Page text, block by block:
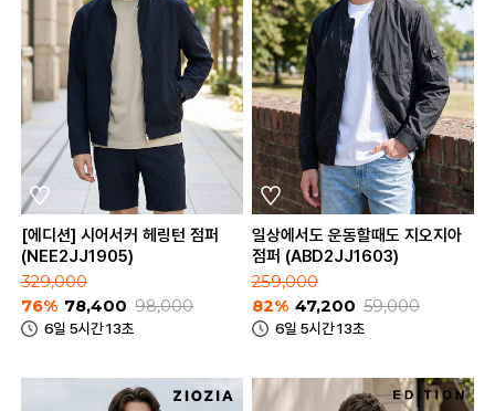
[에디션] 시어서커 헤링턴 점퍼
(NEE2JJ1905)
329,000
76% 78,400 98,000
6일 5시간 13초
일상에서도 운동할때도 지오지아
점퍼 (ABD2JJ1603)
259,000
82% 47,200 59,000
6일 5시간 13초